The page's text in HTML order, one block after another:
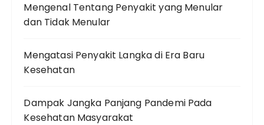
Mengenal Tentang Penyakit yang Menular
dan Tidak Menular
Mengatasi Penyakit Langka di Era Baru
Kesehatan
Dampak Jangka Panjang Pandemi Pada
Kesehatan Masyarakat